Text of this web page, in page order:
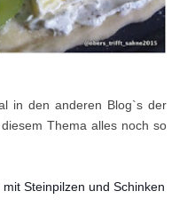
in den anderen Blog`s der
Thema alles noch so
Steinpilzen und Schinken